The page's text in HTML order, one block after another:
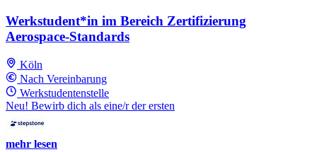
Werkstudent*in im Bereich Zertifizierung
Aerospace-Standards
Köln
Nach Vereinbarung
Werkstudentenstelle
Neu! Bewirb dich als eine/r der ersten
mehr lesen